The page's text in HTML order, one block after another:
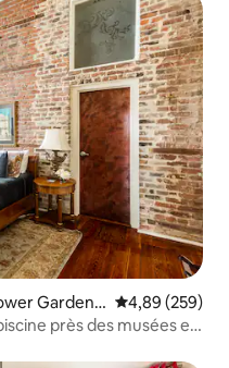
appréciés
Garden
Évaluation
4,89 (259)
près des musées et